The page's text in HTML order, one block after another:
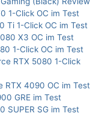
1-Click OC im Test
Ti 1-Click OC im Test
X3 OC im Test
1-Click OC im Test
RTX 5080 1-Click
RTX 4090 OC im Test
GRE im Test
SUPER SG im Test